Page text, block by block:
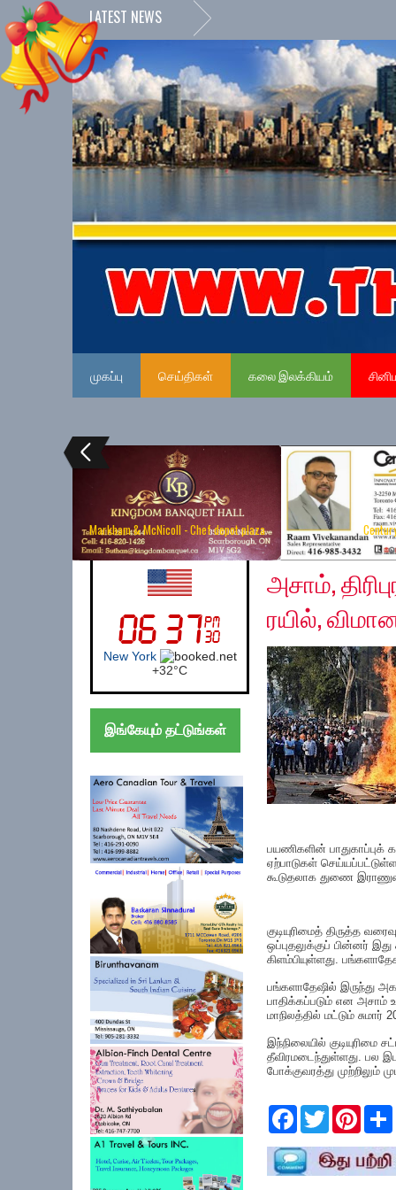
LATEST NEWS
முகப்பு செய்திகள் கலை இலக்கியம்
Markham & McNicoll - Chef depot plaza
UK (London)
London
+21°C
இங்கேயும் தட்டுங்கள்
Friday, December 13,
அசாம்,
ரயில்,
பயணிகளின் பாதுகாப்புக்
ஏற்பாடுகள்
கூடுதலாக துணை
குடியுரிமைத் திருத்த
ஒப்புதலுக்குப் பின்னர்
கிளம்பியுள்ளது.
பங்களாதேஷில் இருந்து
பாதிக்கப்படும் என அசாம்
மாநிலத்தில் மட்டும்
இந்நிலையில்
தீவிரமடைந்துள்ளது. பல
போக்குவரத்து முற்றிலும்
F
e
b
T
w
t
t
P
t
e
r